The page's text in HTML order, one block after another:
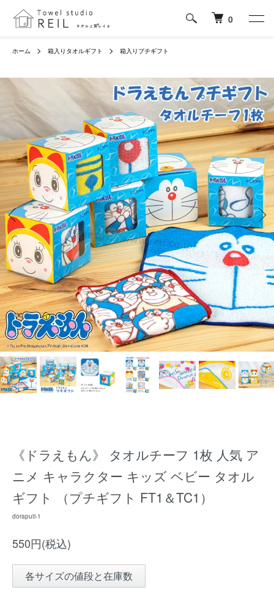
0
ホーム 箱入りタオルギフト 箱入りプチギフト
《ドラえもん》 タオルチーフ 1枚 人気 ア
ニメ キャラクター キッズ ベビー タオル
ギフト （プチギフト FT1＆TC1）
doraputi-1
550円(税込)
各サイズの値段と在庫数